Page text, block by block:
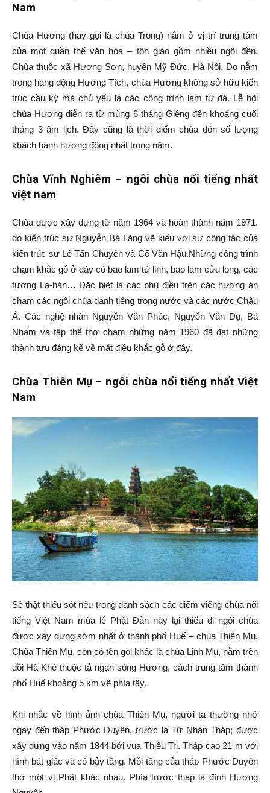
Nam
Chùa Hương (hay gọi là chùa Trong) nằm ở vị trí trung tâm
của một quần thể văn hóa – tôn giáo gồm nhiều ngôi đền.
Chùa thuộc xã Hương Sơn, huyện Mỹ Đức, Hà Nội. Do nằm
trong hang động Hương Tích, chùa Hương không sở hữu kiến
trúc cầu kỳ mà chủ yếu là các công trình làm từ đá. Lễ hội
chùa Hương diễn ra từ mùng 6 tháng Giêng đến khoảng cuối
tháng 3 âm lịch. Đây cũng là thời điểm chùa đón số lượng
khách hành hương đông nhất trong năm.
Chùa Vĩnh Nghiêm – ngôi chùa nổi tiếng nhất
việt nam
Chùa được xây dựng từ năm 1964 và hoàn thành năm 1971,
do kiến trúc sư Nguyễn Bá Lăng vẽ kiểu với sự cộng tác của
kiến trúc sư Lê Tấn Chuyên và Cổ Văn Hậu.Những công trình
chạm khắc gỗ ở đây có bao lam tứ linh, bao lam cửu long, các
tượng La-hán… Đặc biệt là các phù điều trên các hương án
chạm các ngôi chùa danh tiếng trong nước và các nước Châu
Á. Các nghệ nhân Nguyễn Văn Phúc, Nguyễn Văn Dụ, Bá
Nhâm và tập thể thợ chạm những năm 1960 đã đạt những
thành tựu đáng kể về mặt điêu khắc gỗ ở đây.
Chùa Thiên Mụ – ngôi chùa nổi tiếng nhất Việt
Nam
Sẽ thật thiếu sót nếu trong danh sách các điểm viếng chùa nổi
tiếng Việt Nam mùa lễ Phật Đản này lại thiếu đi ngôi chùa
được xây dựng sớm nhất ở thành phố Huế – chùa Thiên Mụ.
Chùa Thiên Mụ, còn có tên gọi khác là chùa Linh Mụ, nằm trên
đồi Hà Khê thuộc tả ngạn sông Hương, cách trung tâm thành
phố Huế khoảng 5 km về phía tây.
Khi nhắc về hình ảnh chùa Thiên Mụ, người ta thường nhớ
ngay đến tháp Phước Duyên, trước là Từ Nhân Tháp; được
xây dựng vào năm 1844 bởi vua Thiệu Trị. Tháp cao 21 m với
hình bát giác và có bảy tầng. Mỗi tầng của tháp Phước Duyên
thờ một vị Phật khác nhau. Phía trước tháp là đình Hương